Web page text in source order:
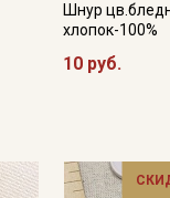
Шнур
хлопок-100%
10 руб.